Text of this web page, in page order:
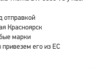
отправкой
Красноярск
марки
его из ЕС